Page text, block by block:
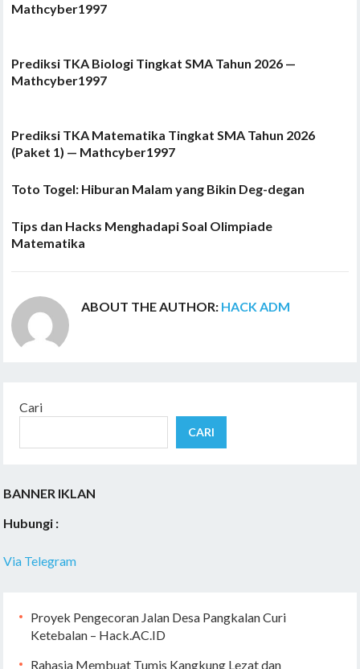
Mathcyber1997
Prediksi TKA Biologi Tingkat SMA Tahun 2026 —
Mathcyber1997
Prediksi TKA Matematika Tingkat SMA Tahun 2026
(Paket 1) — Mathcyber1997
Toto Togel: Hiburan Malam yang Bikin Deg-degan
Tips dan Hacks Menghadapi Soal Olimpiade
Matematika
ABOUT THE AUTHOR: HACK ADM
Cari
CARI
BANNER IKLAN
Hubungi :
Via Telegram
Proyek Pengecoran Jalan Desa Pangkalan Curi
Ketebalan – Hack.AC.ID
Rahasia Membuat Tumis Kangkung Lezat dan